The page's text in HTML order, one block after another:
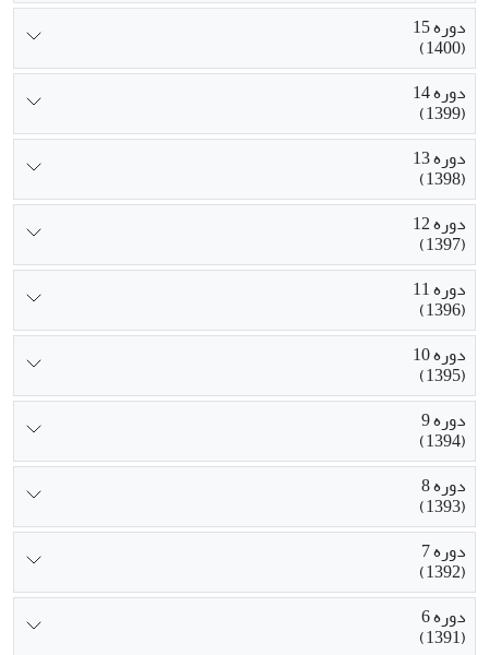
دوره 15
(1400)
دوره 14
(1399)
دوره 13
(1398)
دوره 12
(1397)
دوره 11
(1396)
دوره 10
(1395)
دوره 9
(1394)
دوره 8
(1393)
دوره 7
(1392)
دوره 6
(1391)